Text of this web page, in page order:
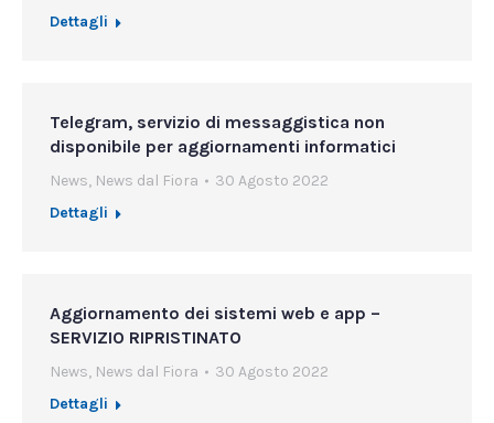
Dettagli
Telegram, servizio di messaggistica non
disponibile per aggiornamenti informatici
News, News dal Fiora
30 Agosto 2022
Dettagli
Aggiornamento dei sistemi web e app –
SERVIZIO RIPRISTINATO
News, News dal Fiora
30 Agosto 2022
Dettagli